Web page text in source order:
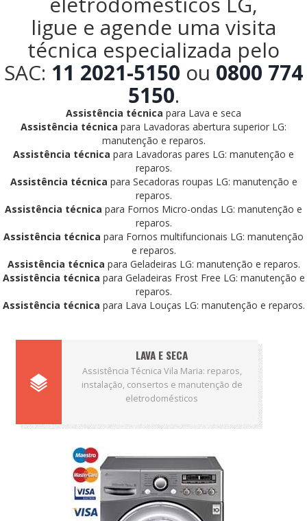
ligue e agende uma visita
técnica especializada pelo
SAC: 11 2021-5150 ou 0800 774
5150.
Assistência técnica para Lava e seca
Assistência técnica para Lavadoras abertura superior LG:
manutenção e reparos.
Assistência técnica para Lavadoras pares LG: manutenção e
reparos.
Assistência técnica para Secadoras roupas LG: manutenção e
reparos.
Assistência técnica para Fornos Micro-ondas LG: manutenção e
reparos.
Assistência técnica para Fornos multifuncionais LG: manutenção
e reparos.
Assistência técnica para Geladeiras LG: manutenção e reparos.
Assistência técnica para Geladeiras Frost Free LG: manutenção e
reparos.
Assistência técnica para Lava Louças LG: manutenção e reparos.
LAVA E SECA
Assistência Técnica Vila Maria: reparos,
instalação, consertos e manutenção de
eletrodomésticos